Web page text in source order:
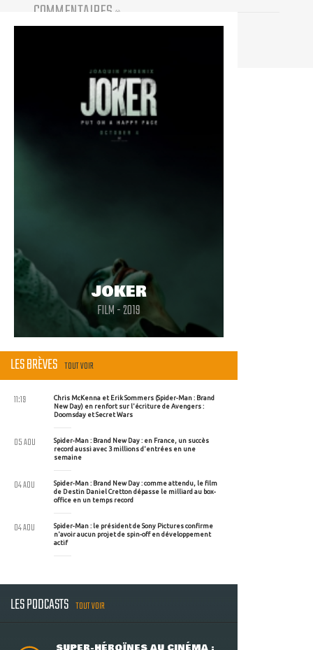
COMMENTAIRES (0)
JOKER
FILM - 2019
LES BRÈVES TOUT VOIR
Chris McKenna et Erik Sommers (Spider-Man : Brand
New Day) en renfort sur l'écriture de Avengers :
Doomsday et Secret Wars
11:19
Spider-Man : Brand New Day : en France, un succès
record aussi avec 3 millions d'entrées en une
semaine
05 AOU
Spider-Man : Brand New Day : comme attendu, le film
de Destin Daniel Cretton dépasse le milliard au box-
office en un temps record
04 AOU
Spider-Man : le président de Sony Pictures confirme
n'avoir aucun projet de spin-off en développement
actif
04 AOU
LES PODCASTS TOUT VOIR